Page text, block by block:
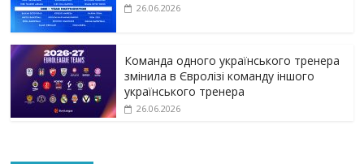
26.06.2026
Команда одного українського тренера
змінила в Євролізі команду іншого
українського тренера
26.06.2026